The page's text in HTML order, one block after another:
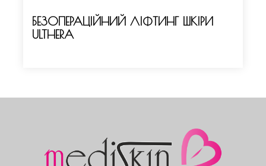
БЕЗОПЕРАЦІЙНИЙ ЛІФТИНГ ШКІРИ
ULTHERA